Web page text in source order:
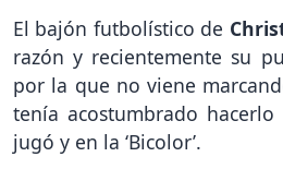
El bajón futbolístico de
razón y recientemente su
por la que no viene
tenía acostumbrado
jugó y en la ‘Bicolor’.